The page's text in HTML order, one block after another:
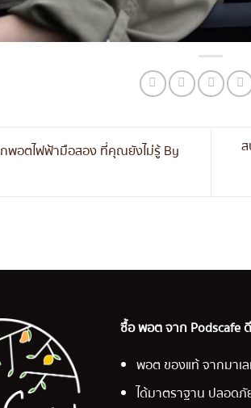
พอตไฟฟ้ามือสอง ที่คุณยังไม่รู้ By
ซื้อ พอต จาก Podscafe
พอต ของแท้ จากมาเล
ได้มาตราฐาน ปลอดภั